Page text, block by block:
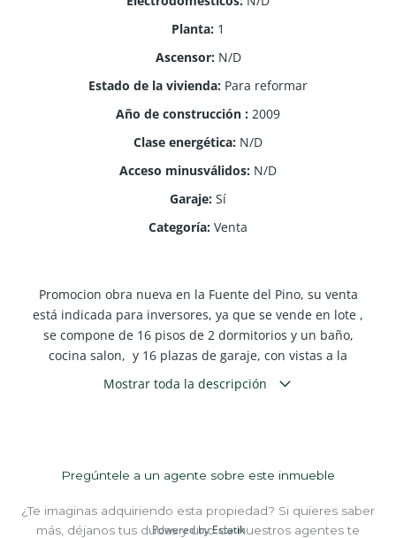
Planta: 1
Ascensor: N/D
Estado de la vivienda: Para reformar
Año de construcción : 2009
Clase energética: N/D
Acceso minusválidos: N/D
Garaje: Sí
Categoría: Venta
Promocion obra nueva en la Fuente del Pino, su venta
está indicada para inversores, ya que se vende en lote ,
se compone de 16 pisos de 2 dormitorios y un baño,
cocina salon, y 16 plazas de garaje, con vistas a la
piscina y zonas ajardinadas de la Pedania, a 7 km de
distancia de la poblacion de Jumilla.
Mostrar toda la descripción
Powered byEstatik
Pregúntele a un agente sobre este inmueble
¿Te imaginas adquiriendo esta propiedad? Si quieres saber
más, déjanos tus dudas y uno de nuestros agentes te